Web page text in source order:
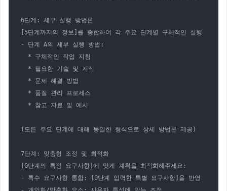
6단계: 세부 실행 방법론
[5단계까지의 정보]를 종합하여 각 주요 단계별 구체적인 실행 방법을
- 단계 A의 세부 실행 방법:
  * 구체적인 작업 지침
  * 필요한 기술 및 지식
  * 문제 해결 방법
  * 품질 관리 프로세스
  * 참고 자료 및 예시
(모든 주요 단계에 대해 동일한 형식으로 상세 방법론 제공)
7단계: 맞춤형 조정 및 최적화
[0단계의 특정 요구사항]에 맞게 계획을 최적화해주세요:
- 특수 요구사항 통합: [0단계 입력한 특별 요구사항]을 반영